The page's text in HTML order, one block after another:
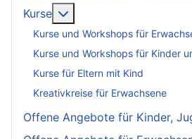
Kurse
Kurse und Workshops für
Kurse und Workshops für Kinder
Kurse für Eltern mit Kind
Kreativkreise für Erwachsene
Offene Angebote für Kinder,